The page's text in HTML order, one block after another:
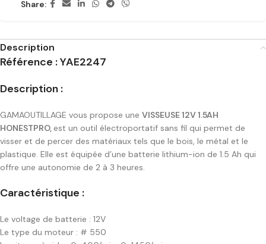
Share:
Description
Référence : YAE2247
Description :
GAMAOUTILLAGE vous propose une VISSEUSE 12V 1.5AH
HONESTPRO, est un outil électroportatif sans fil qui permet de
visser et de percer des matériaux tels que le bois, le métal et le
plastique. Elle est équipée d’une batterie lithium-ion de 1.5 Ah qui
offre une autonomie de 2 à 3 heures.
Caractéristique :
Le voltage de batterie : 12V
Le type du moteur : # 550